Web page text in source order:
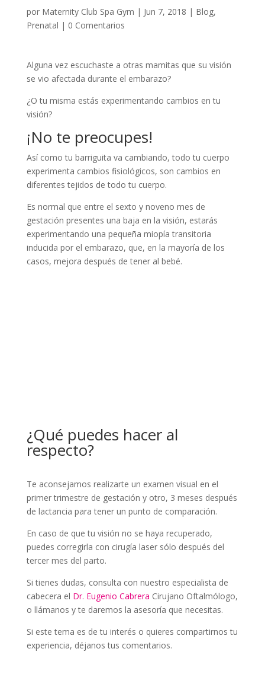
por Maternity Club Spa Gym | Jun 7, 2018 | Blog,
Prenatal | 0 Comentarios
Alguna vez escuchaste a otras mamitas que su visión
se vio afectada durante el embarazo?
¿O tu misma estás experimentando cambios en tu
visión?
¡No te preocupes!
Así como tu barriguita va cambiando, todo tu cuerpo
experimenta cambios fisiológicos, son cambios en
diferentes tejidos de todo tu cuerpo.
Es normal que entre el sexto y noveno mes de
gestación presentes una baja en la visión, estarás
experimentando una pequeña miopía transitoria
inducida por el embarazo, que, en la mayoría de los
casos, mejora después de tener al bebé.
¿Qué puedes hacer al
respecto?
Te aconsejamos realizarte un examen visual en el
primer trimestre de gestación y otro, 3 meses después
de lactancia para tener un punto de comparación.
En caso de que tu visión no se haya recuperado,
puedes corregirla con cirugía laser sólo después del
tercer mes del parto.
Si tienes dudas, consulta con nuestro especialista de
cabecera el Dr. Eugenio Cabrera Cirujano Oftalmólogo,
o llámanos y te daremos la asesoría que necesitas.
Si este tema es de tu interés o quieres compartirnos tu
experiencia, déjanos tus comentarios.